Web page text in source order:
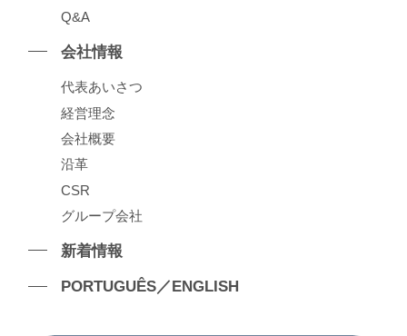
Q&A
会社情報
代表あいさつ
経営理念
会社概要
沿⾰
CSR
グループ会社
新着情報
PORTUGUÊS／ENGLISH